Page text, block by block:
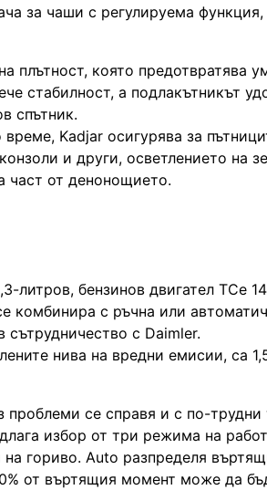
за чаши с регулируема
плътност, която предотвратява
стабилност, а подлакътникът
спътник.
Kadjar осигурява за
и други, осветлението на
част от денонощието.
литров, бензинов двигател TCe
комбинира с ръчна или
с Daimler.
нива на вредни емисии, са
се справя и с по-
избор от три режима на
гориво. Auto разпределя
от въртящия момент може да